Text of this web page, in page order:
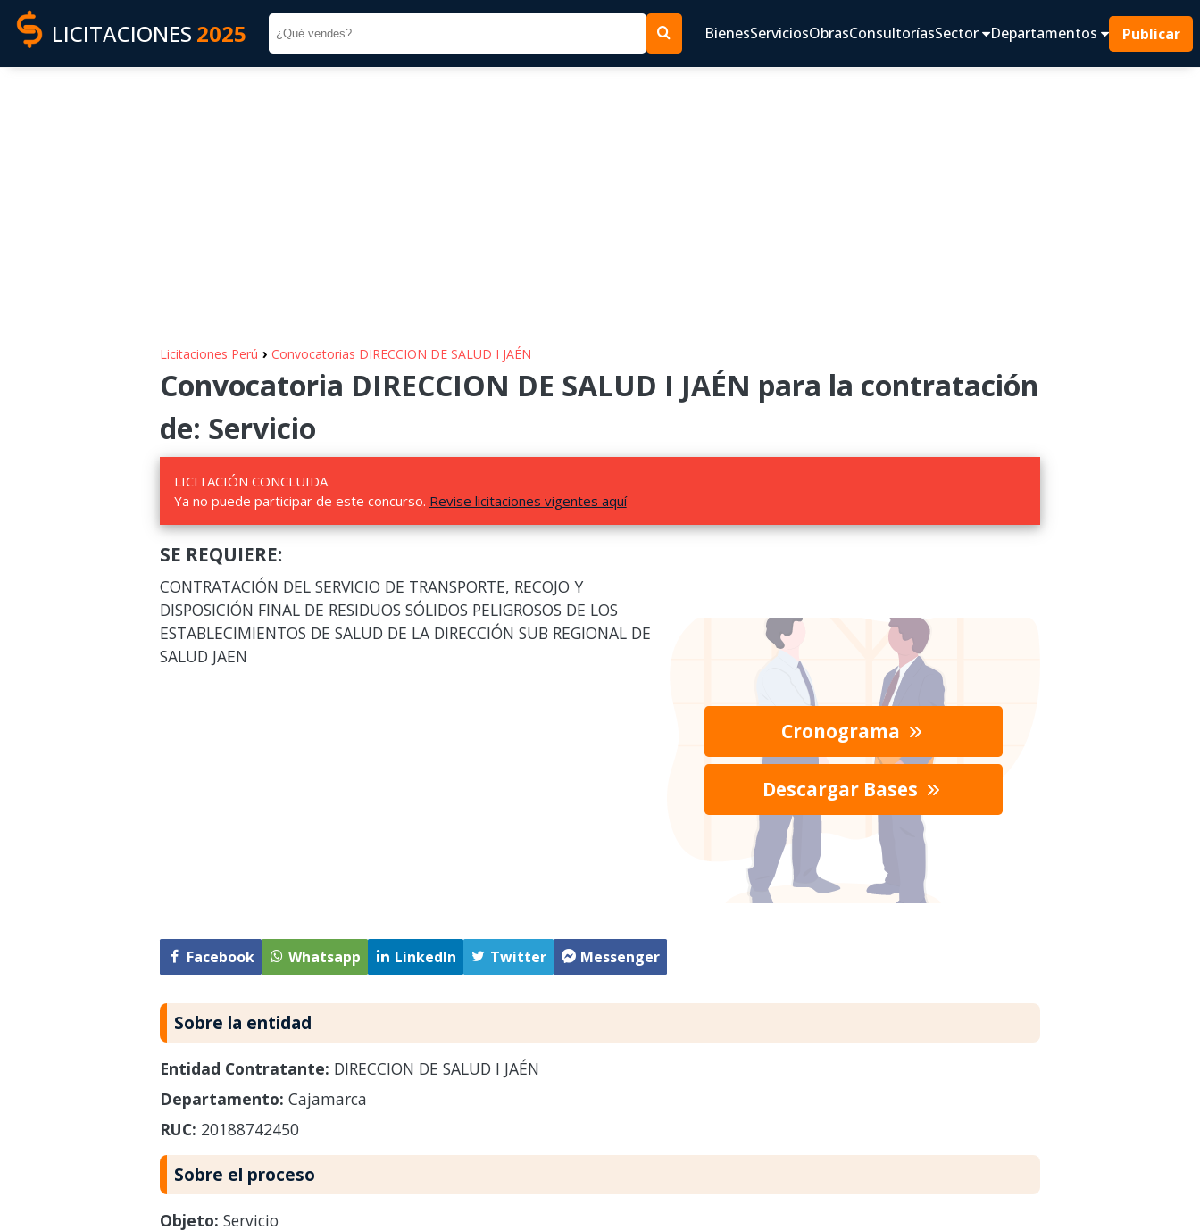
LICITACIONES 2025 BienesServiciosObrasConsultoríasSector Departamentos Publicar
Licitaciones Perú › Convocatorias DIRECCION DE SALUD I JAÉN
Convocatoria DIRECCION DE SALUD I JAÉN para la contratación
de: Servicio
LICITACIÓN CONCLUIDA.
Ya no puede participar de este concurso. Revise licitaciones vigentes aquí
SE REQUIERE:
CONTRATACIÓN DEL SERVICIO DE TRANSPORTE, RECOJO Y
DISPOSICIÓN FINAL DE RESIDUOS SÓLIDOS PELIGROSOS DE LOS
ESTABLECIMIENTOS DE SALUD DE LA DIRECCIÓN SUB REGIONAL DE
SALUD JAEN
Facebook Whatsapp LinkedIn Twitter Messenger
Cronograma
Descargar Bases
Sobre la entidad
Entidad Contratante: DIRECCION DE SALUD I JAÉN
Departamento: Cajamarca
RUC: 20188742450
Sobre el proceso
Objeto: Servicio